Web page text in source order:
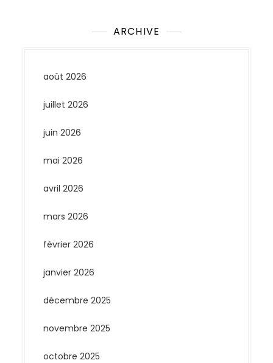
ARCHIVE
août 2026
juillet 2026
juin 2026
mai 2026
avril 2026
mars 2026
février 2026
janvier 2026
décembre 2025
novembre 2025
octobre 2025